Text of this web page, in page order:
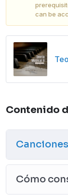
can be
Contenido
Cómo